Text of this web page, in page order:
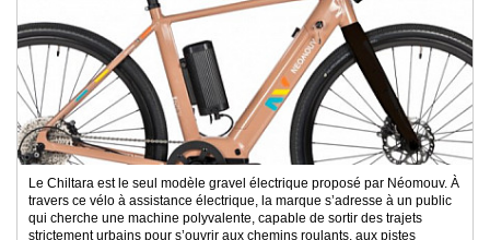
Le Chiltara est le seul modèle gravel électrique proposé par Néomouv. À
travers ce vélo à assistance électrique, la marque s’adresse à un public
qui cherche une machine polyvalente, capable de sortir des trajets
strictement urbains pour s’ouvrir aux chemins roulants, aux pistes